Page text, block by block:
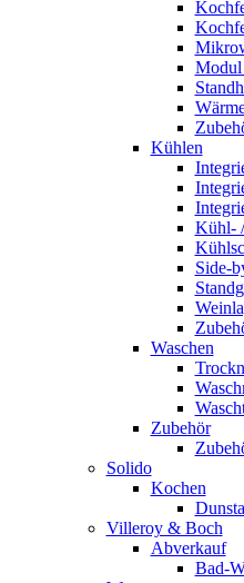
Kühlen
Kühl-
Side-
Waschen
Zubehör
Solido
Kochen
Villeroy & Boch
Abverkauf
Bad-